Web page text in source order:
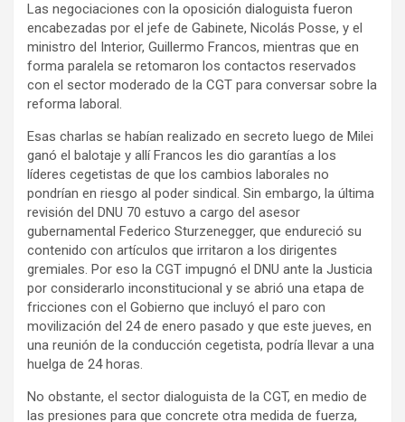
Las negociaciones con la oposición dialoguista fueron
encabezadas por el jefe de Gabinete, Nicolás Posse, y el
ministro del Interior, Guillermo Francos, mientras que en
forma paralela se retomaron los contactos reservados
con el sector moderado de la CGT para conversar sobre la
reforma laboral.
Esas charlas se habían realizado en secreto luego de Milei
ganó el balotaje y allí Francos les dio garantías a los
líderes cegetistas de que los cambios laborales no
pondrían en riesgo al poder sindical. Sin embargo, la última
revisión del DNU 70 estuvo a cargo del asesor
gubernamental Federico Sturzenegger, que endureció su
contenido con artículos que irritaron a los dirigentes
gremiales. Por eso la CGT impugnó el DNU ante la Justicia
por considerarlo inconstitucional y se abrió una etapa de
fricciones con el Gobierno que incluyó el paro con
movilización del 24 de enero pasado y que este jueves, en
una reunión de la conducción cegetista, podría llevar a una
huelga de 24 horas.
No obstante, el sector dialoguista de la CGT, en medio de
las presiones para que concrete otra medida de fuerza,